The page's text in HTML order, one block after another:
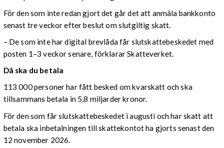
För den som inte redan gjort det går det att anmäla bankkonto
senast tre veckor efter beslut om slutgiltig skatt.
– De som inte har digital brevlåda får slutskattebeskedet med
posten 1–3 veckor senare, förklarar Skatteverket.
Då ska du betala
113 000 personer har fått besked om kvarskatt och ska
tillsammans betala in 5,8 miljarder kronor.
För den som får slutskattebeskedet i augusti och har skatt att
betala ska inbetalningen till skattekontot ha gjorts senast den
12 november 2026.